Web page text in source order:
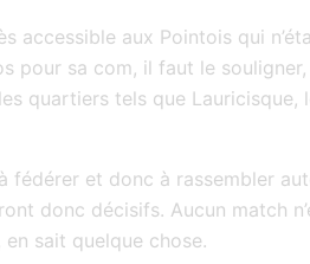
aux Pointois qui
sa com, il faut le
quartiers tels que Lauricisque,
fédérer et donc à rassembler
donc décisifs. Aucun match
sait quelque chose.